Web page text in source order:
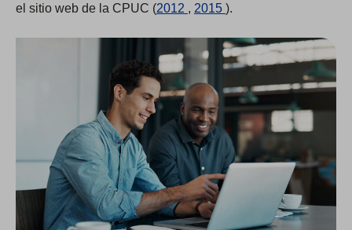
el sitio web de la CPUC (2012
p
n
s
i
n
a
n
e
, 2015 (
p
e
n
s
i
n
a
).